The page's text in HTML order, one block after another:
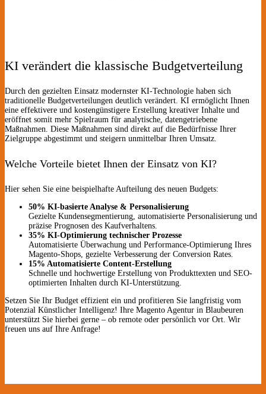
KI verändert die klassische Budgetverteilung
Durch den gezielten Einsatz modernster KI-Technologie haben sich
traditionelle Budgetverteilungen deutlich verändert. KI ermöglicht Ihnen
eine effektivere und kostengünstigere Erstellung kreativer Inhalte und
eröffnet somit mehr Spielraum für analytische, datengetriebene
Maßnahmen. Diese Maßnahmen sind direkt auf die Bedürfnisse Ihrer
Zielgruppe abgestimmt und steigern unmittelbar Ihren Umsatz.
Welche Vorteile bietet Ihnen der Einsatz von KI?
Hier sehen Sie eine beispielhafte Aufteilung des neuen Budgets:
50% KI-basierte Analyse & Personalisierung
Gezielte Kundensegmentierung, automatisierte Personalisierung und
präzise Prognosen des Kaufverhaltens.
35% KI-Optimierung technischer Prozesse
Automatisierte Überwachung und Performance-Optimierung Ihres
Magento-Shops, gezielte Verbesserung der Conversion Rates.
15% Automatisierte Content-Erstellung
Schnelle und hochwertige Erstellung von Produkttexten und SEO-
optimierten Inhalten durch KI-Unterstützung.
Setzen Sie Ihr Budget effizient ein und profitieren Sie langfristig vom
Potenzial Künstlicher Intelligenz! Ihre Magento Agentur in Blaubeuren
unterstützt Sie hierbei gerne – ob remote oder persönlich vor Ort. Wir
freuen uns auf Ihre Anfrage!